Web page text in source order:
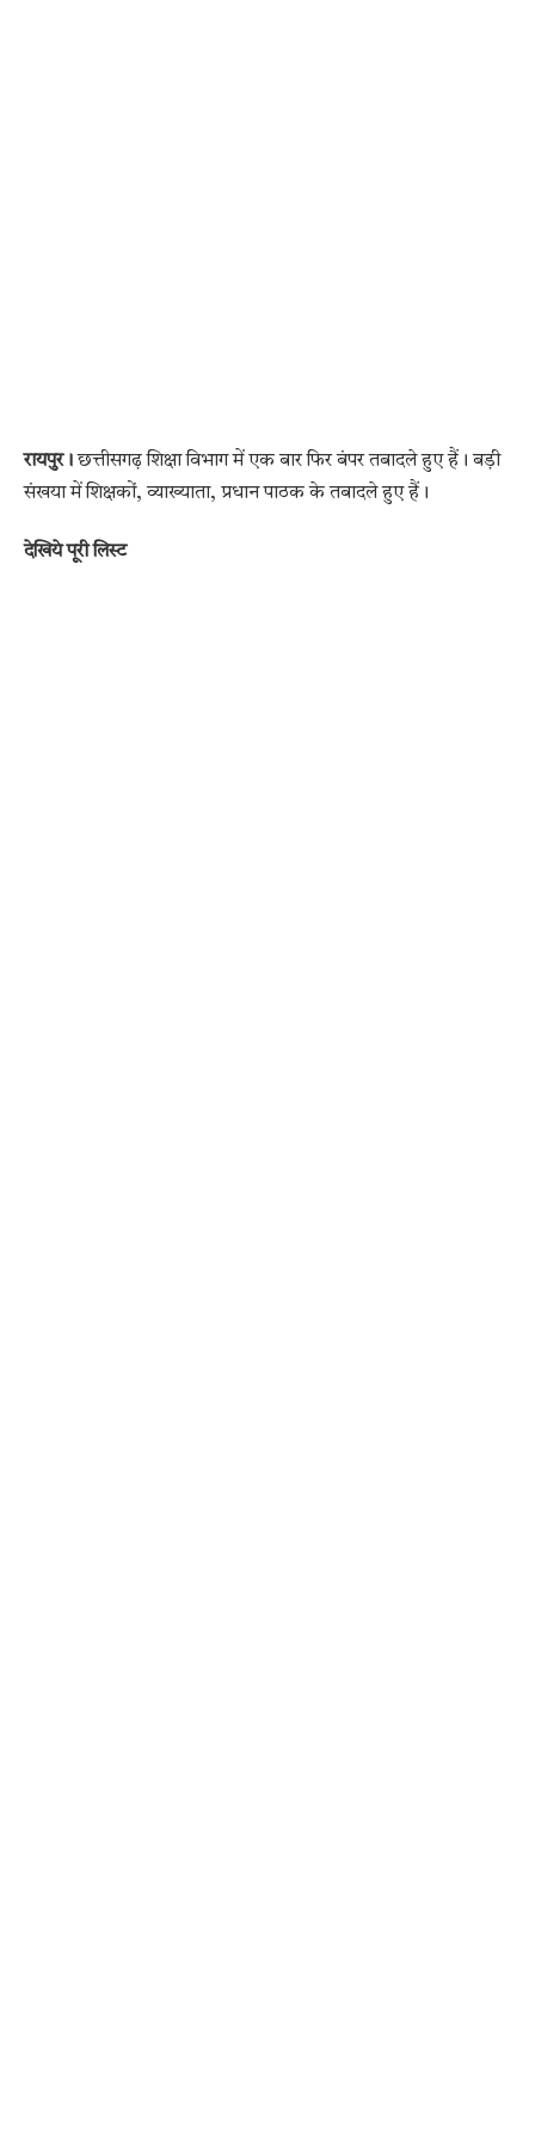
रायपुर। छत्तीसगढ़ शिक्षा विभाग में एक बार फिर बंपर तबादले हुए हैं। बड़ी
संखया में शिक्षकों, व्याख्याता, प्रधान पाठक के तबादले हुए हैं।
देखिये पूरी लिस्ट